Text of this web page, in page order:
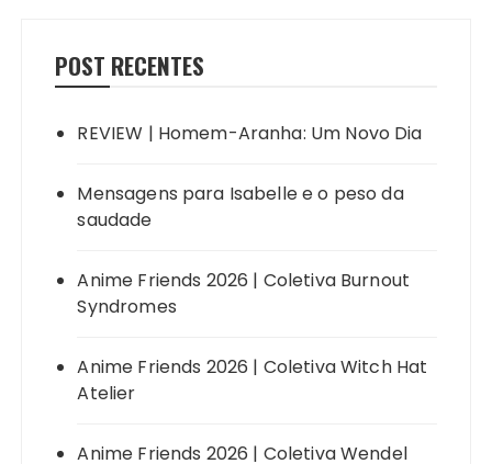
POST RECENTES
REVIEW | Homem-Aranha: Um Novo Dia
Mensagens para Isabelle e o peso da
saudade
Anime Friends 2026 | Coletiva Burnout
Syndromes
Anime Friends 2026 | Coletiva Witch Hat
Atelier
Anime Friends 2026 | Coletiva Wendel